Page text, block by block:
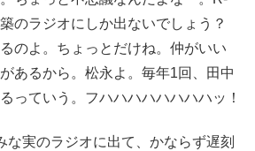
のラジオにしか出ないでしょう？
のよ。ちょっとだけね。仲がいい
あるから。松永よ。毎年1回、田中
っていう。フハハハハハハハハッ！
な実のラジオに出て、かならず遅刻